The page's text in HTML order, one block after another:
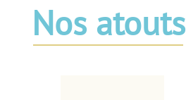
Nos atouts